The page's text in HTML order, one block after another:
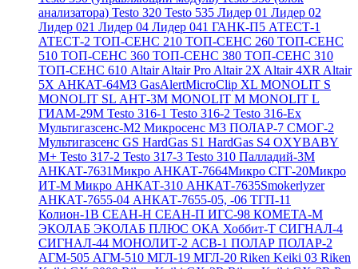
анализатора) Testo 320 Testo 535 Лидер 01 Лидер 02
Лидер 021 Лидер 04 Лидер 041 ГАНК-П5 АТЕСТ-1
АТЕСТ-2 ТОП-СЕНС 210 ТОП-СЕНС 260 ТОП-СЕНС
510 ТОП-СЕНС 360 ТОП-СЕНС 380 ТОП-СЕНС 310
ТОП-СЕНС 610 AltairAltair Pro Altair 2X Altair 4XR Altair
5X АНКАТ-64М3 GasAlertMicroClip XL MONOLIT S
MONOLIT SL АНТ-3М MONOLIT M MONOLIT L
ГИАМ-29М Testo 316-1 Testo 316-2 Testo 316-Ex
Мультигазсенс-М2 Микросенс М3 ПОЛАР-7 СМОГ-2
Мультигазсенс GS HardGas S1 HardGas S4 OXYBABY
M+ Testo 317-2 Testo 317-3 Testo 310 Палладий-3М
АНКАТ-7631Микро АНКАТ-7664Микро СГГ-20Микро
ИТ-М Микро АНКАТ-310 АНКАТ-7635Smokerlyzer
АНКАТ-7655-04 АНКАТ-7655-05, -06 ТГП-11
Колион-1В СЕАН-Н СЕАН-П ИГС-98 КОМЕТА-М
ЭКОЛАБ ЭКОЛАБ ПЛЮС ОКА Хоббит-Т СИГНАЛ-4
СИГНАЛ-44 МОНОЛИТ-2 АСВ-1 ПОЛАР ПОЛАР-2
АГМ-505 АГМ-510 МГЛ-19 МГЛ-20 Riken Keiki 03 Riken